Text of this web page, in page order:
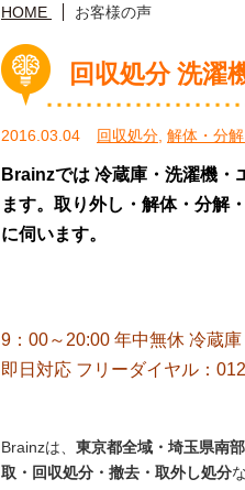
HOME お客様の声
回収処分 洗濯
2016.03.04 回収処分 解体・分
Brainzでは 冷蔵庫・洗濯機・
ます。取り外し・解体・分解
に伺います。
9：00～20:00 年中無休 冷蔵
即日対応 フリーダイヤル：
Brainzは、 東京都全域・埼玉県南
取・回収処分・撤去・取外し処分